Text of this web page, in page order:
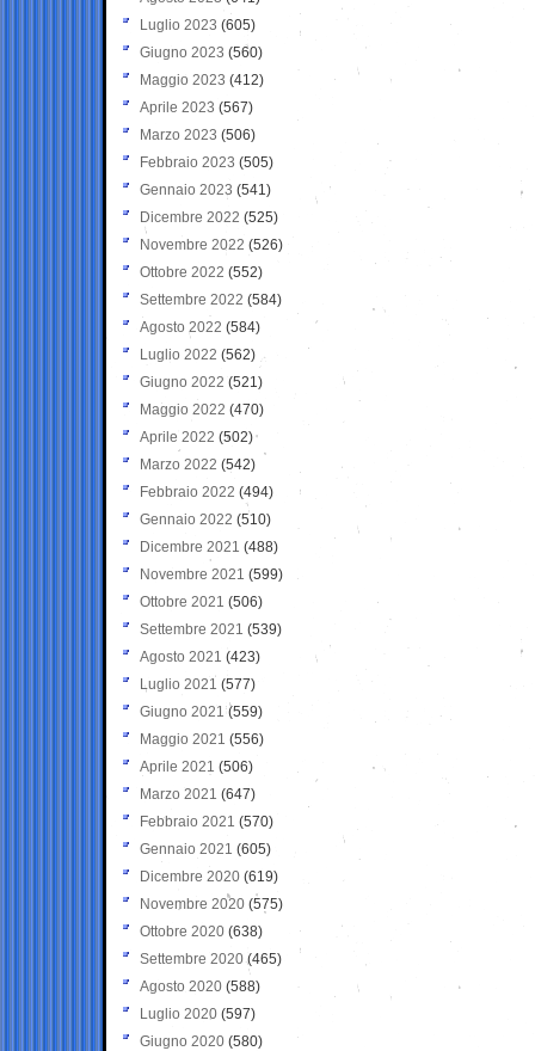
Luglio 2023 (605)
Giugno 2023 (560)
Maggio 2023 (412)
Aprile 2023 (567)
Marzo 2023 (506)
Febbraio 2023 (505)
Gennaio 2023 (541)
Dicembre 2022 (525)
Novembre 2022 (526)
Ottobre 2022 (552)
Settembre 2022 (584)
Agosto 2022 (584)
Luglio 2022 (562)
Giugno 2022 (521)
Maggio 2022 (470)
Aprile 2022 (502)
Marzo 2022 (542)
Febbraio 2022 (494)
Gennaio 2022 (510)
Dicembre 2021 (488)
Novembre 2021 (599)
Ottobre 2021 (506)
Settembre 2021 (539)
Agosto 2021 (423)
Luglio 2021 (577)
Giugno 2021(559)
Maggio 2021 (556)
Aprile 2021 (506)
Marzo 2021 (647)
Febbraio 2021 (570)
Gennaio 2021 (605)
Dicembre 2020 (619)
Novembre 2020 (575)
Ottobre 2020 (638)
Settembre 2020(465)
Agosto 2020 (588)
Luglio 2020 (597)
Giugno 2020 (580)